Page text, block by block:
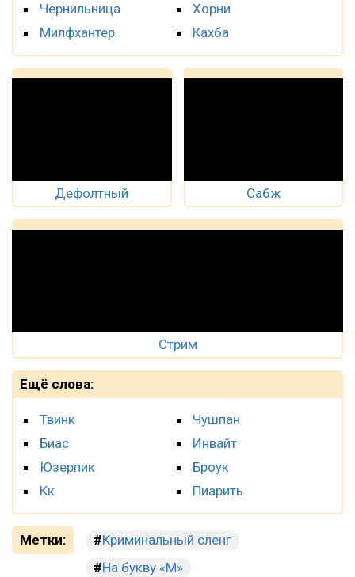
Чернильница
Милфхантер
Хорни
Кахба
Дефолтный Сабж
Стрим
Ещё слова:
Твинк
Биас
Юзерпик
Кк
Чушпан
Инвайт
Броук
Пиарить
Метки:
Криминальный сленг
На букву «М»